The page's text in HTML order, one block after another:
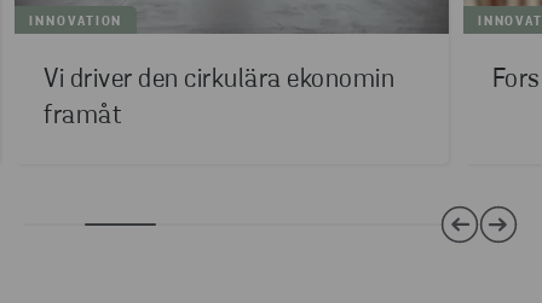
INNOVATION
Vi driver den cirkulära ekonomin
framåt